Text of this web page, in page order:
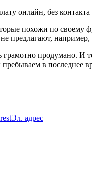
онлайн, без
похожи по своему
предлагают,
продумано. И
в последнее
Эл. адрес